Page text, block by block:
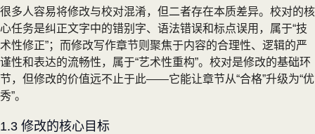
很多人容易将修改与校对混淆，但二者存在本质差异。校对的核
心任务是纠正文字中的错别字、语法错误和标点误用，属于“技
术性修正”；而修改写作章节则聚焦于内容的合理性、逻辑的严
谨性和表达的流畅性，属于“艺术性重构”。校对是修改的基础环
节，但修改的价值远不止于此——它能让章节从“合格”升级为“优
秀”。
1.3 修改的核心目标